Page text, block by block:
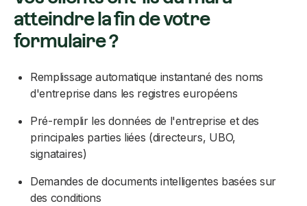
atteindre la fin de votre
formulaire ?
Remplissage automatique instantané des noms
d'entreprise dans les registres européens
Pré-remplir les données de l'entreprise et des
principales parties liées (directeurs, UBO,
signataires)
Demandes de documents intelligentes basées sur
des conditions